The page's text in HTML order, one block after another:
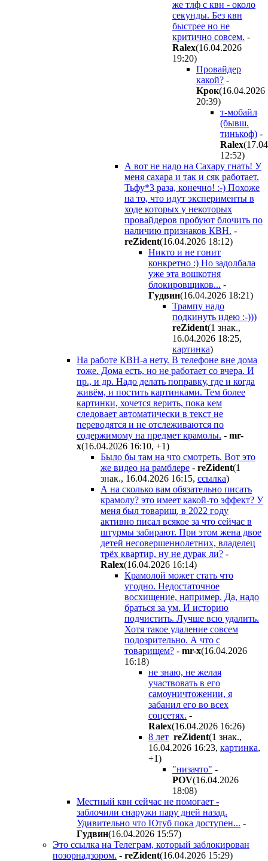
же тлф с квн - около
секунды. Без квн
быстрее но не
критично совсем. -
Ralex(16.04.2026
19:20)
Провайдер
какой? -
Kpoк(16.04.2026
20:39)
т-мобайл
(бывш.
тинькоф) -
Ralex
12:52)
А вот не надо на Сахару гнать! У
меня сахара и так и сяк работает.
Тьфу*3 раза, конечно! :-) Похоже
на то, что идут эксперименты в
ходе которых у некоторых
провайдеров пробуют блочить по
наличию признаков КВН. -
reZident(16.04.2026 18:12)
Никто и не гонит
конкретно :) Но задолбала
уже эта вошкотня
блокировщиков... -
Гyдвин(16.04.2026 18:21)
Трампу надо
подкинуть идею :-)))
reZident(1 знак.,
16.04.2026 18:25,
картинка)
На работе КВН-а нету. В телефоне вне дома
тоже. Дома есть, но не работает со вчера. И
пр., и др. Надо делать поправку, где и когда
живём, и постить картинками. Тем более
картинки, хочется верить, пока кем
следовает автоматически в текст не
переводятся и не отслеживаются по
содержимому на предмет крамолы. - mr-
x(16.04.2026 16:10, +1)
Было бы там на что смотреть. Вот это
же видео на рамблере - reZident(1
знак., 16.04.2026 16:15, ссылка)
А на сколько вам обязательно писать
крамолу? это имеет какой-то эффект? У
меня был товарищ, в 2022 году
активно писал всякое за что сейчас в
штурмы забирают. При этом жена двое
детей несовершеннолетних, владелец
трёх квартир, ну не дурак ли? -
Ralex(16.04.2026 16:14)
Крамолой может стать что
угодно. Недостаточное
восхищение, например. Да, надо
браться за ум. И историю
подчистить. Лучше всю удалить.
Хотя такое удаление совсем
подозрительно. А что с
товарищем? - mr-x(16.04.2026
16:18)
не знаю, не желая
участвовать в его
самоуничтожении, я
забанил его во всех
соцсетях. -
Ralex(16.04.2026 16:26)
8 лет reZident(1 знак.,
16.04.2026 16:23, картинка,
+1)
"низачто" -
POV(16.04.2026
18:08)
Местный квн сейчас не помогает -
заблочили снаружи пару дней назад.
Удивительно что Ютуб пока доступен... -
Гyдвин(16.04.2026 15:57)
Это ссылка на Телеграм, который заблокирован
позорнадзором. - reZident(16.04.2026 15:29)